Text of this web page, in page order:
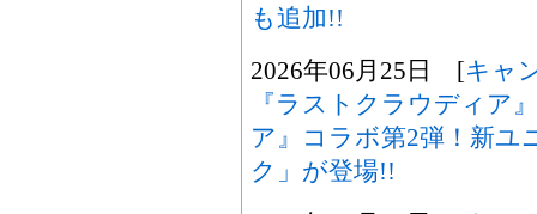
も追加!!
2026年06月25日 [キャ
『ラストクラウディア
ア』コラボ第2弾！新ユ
ク」が登場!!